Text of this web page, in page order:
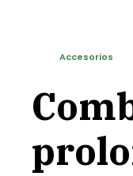
Accesorios